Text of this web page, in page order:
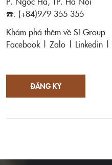
☎️: (+84)979 355 355
Khám phá thêm về SI Group
Facebook | Zalo | Linkedin |
ĐĂNG KÝ